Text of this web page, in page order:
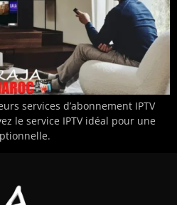
services d’abonnement IPTV
le service IPTV idéal pour une